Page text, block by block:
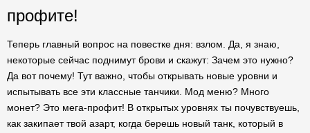
профите!
Теперь главный вопрос на повестке дня: взлом. Да, я знаю,
некоторые сейчас поднимут брови и скажут: Зачем это нужно?
Да вот почему! Тут важно, чтобы открывать новые уровни и
испытывать все эти классные танчики. Мод меню? Много
монет? Это мега-профит! В открытых уровнях ты почувствуешь,
как закипает твой азарт, когда берешь новый танк, который в